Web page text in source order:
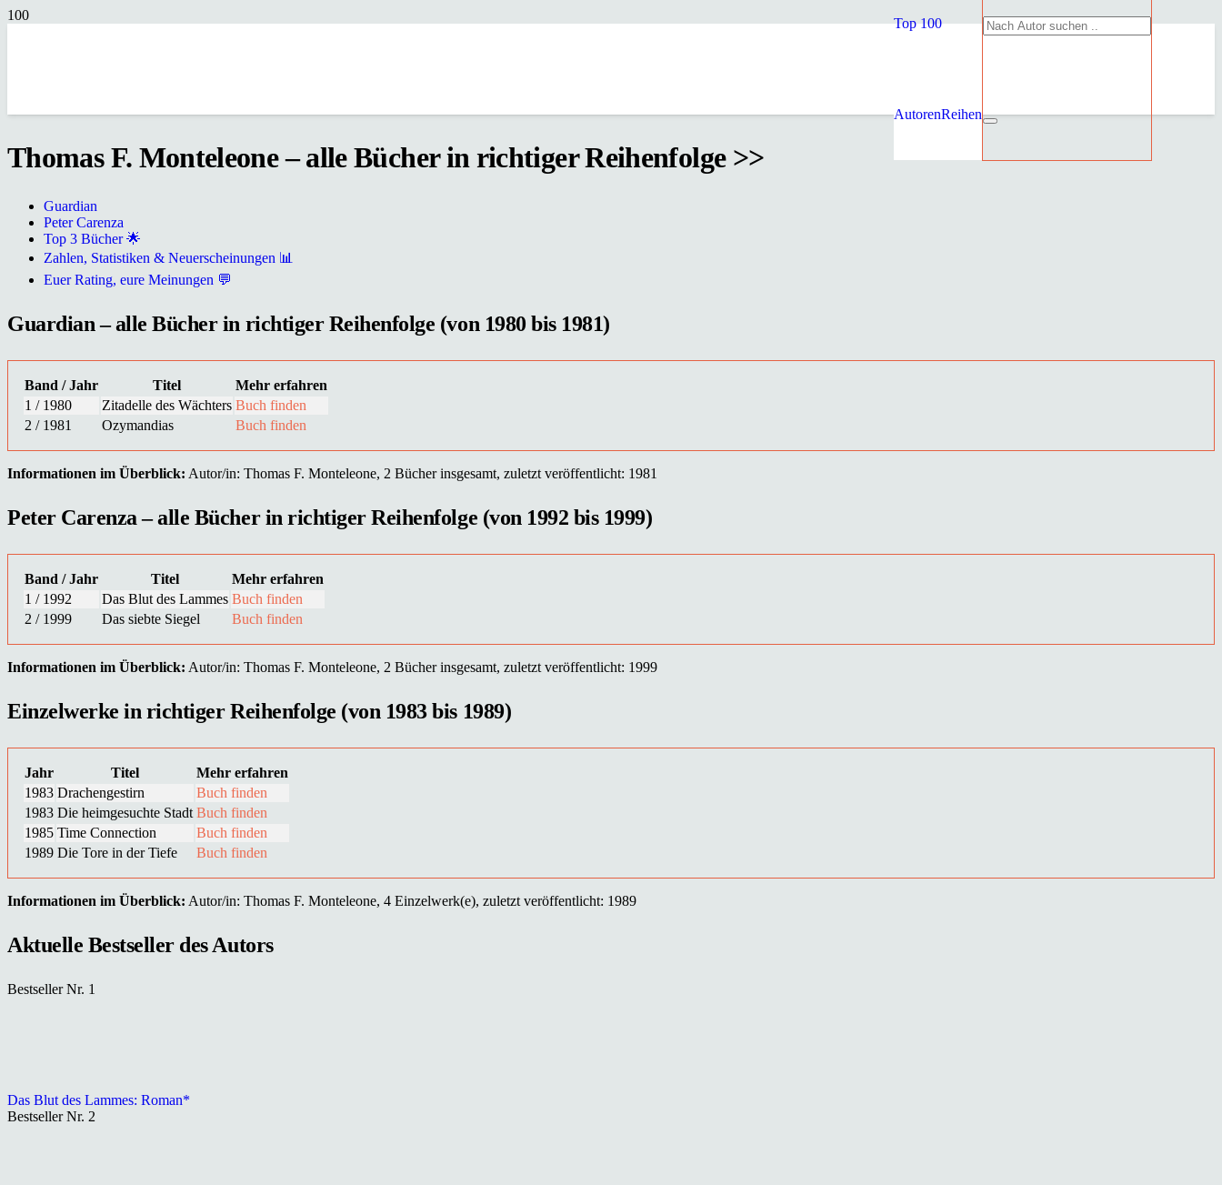
Top 100
AutorenReihen
Thomas F. Monteleone – alle Bücher in richtiger Reihenfolge >>
Guardian
Peter Carenza
Top 3 Bücher 🌟
Zahlen, Statistiken & Neuerscheinungen 📊
Euer Rating, eure Meinungen 💬
Guardian – alle Bücher in richtiger Reihenfolge (von 1980 bis 1981)
Band / Jahr Titel
Mehr erfahren
1 / 1980
Zitadelle des Wächters Buch finden
2 / 1981
Ozymandias Buch finden
Informationen im Überblick: Autor/in: Thomas F. Monteleone, 2 Bücher insgesamt, zuletzt veröffentlicht: 1981
Peter Carenza – alle Bücher in richtiger Reihenfolge (von 1992 bis 1999)
Band / Jahr Titel
Mehr erfahren
1 / 1992
Das Blut des Lammes Buch finden
2 / 1999
Das siebte Siegel Buch finden
Informationen im Überblick: Autor/in: Thomas F. Monteleone, 2 Bücher insgesamt, zuletzt veröffentlicht: 1999
Einzelwerke in richtiger Reihenfolge (von 1983 bis 1989)
Jahr Titel
Mehr erfahren
1983 Drachengestirn
Buch finden
1983 Die heimgesuchte Stadt Buch finden
1985 Time Connection
Buch finden
1989 Die Tore in der Tiefe Buch finden
Informationen im Überblick: Autor/in: Thomas F. Monteleone, 4 Einzelwerk(e), zuletzt veröffentlicht: 1989
Aktuelle Bestseller des Autors
Bestseller Nr. 1
Das Blut des Lammes: Roman*
Bestseller Nr. 2